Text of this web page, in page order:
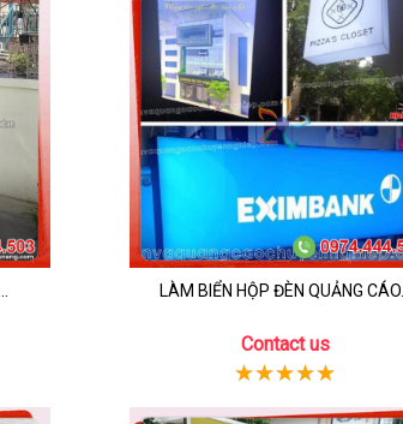
LÀM BIỂN HỘP ĐÈN QUẢNG CÁO...
Contact us